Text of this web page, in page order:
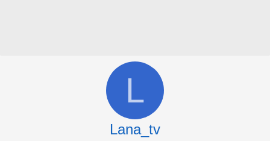
L
Lana_tv